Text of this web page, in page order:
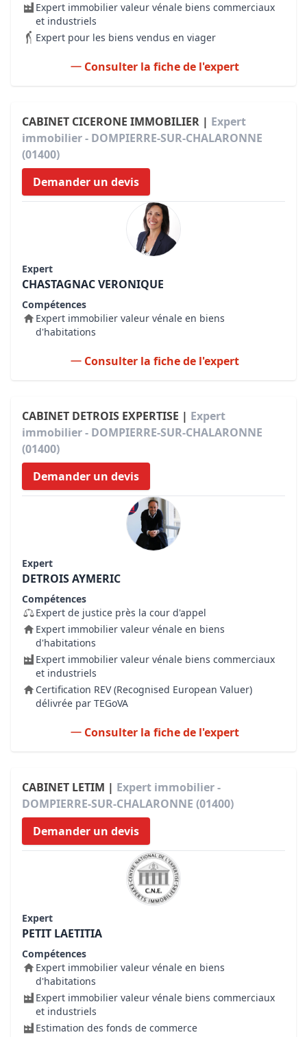
Expert immobilier valeur vénale biens commerciaux
et industriels
Expert pour les biens vendus en viager
Consulter la fiche de l'expert
CABINET CICERONE IMMOBILIER | Expert
immobilier - DOMPIERRE-SUR-CHALARONNE
(01400)
Demander un devis
Expert
CHASTAGNAC VERONIQUE
Compétences
Expert immobilier valeur vénale en biens
d'habitations
Consulter la fiche de l'expert
CABINET DETROIS EXPERTISE | Expert
immobilier - DOMPIERRE-SUR-CHALARONNE
(01400)
Demander un devis
Expert
DETROIS AYMERIC
Compétences
Expert de justice près la cour d'appel
Expert immobilier valeur vénale en biens
d'habitations
Expert immobilier valeur vénale biens commerciaux
et industriels
Certification REV (Recognised European Valuer)
délivrée par TEGoVA
Consulter la fiche de l'expert
CABINET LETIM | Expert immobilier -
DOMPIERRE-SUR-CHALARONNE (01400)
Demander un devis
Expert
PETIT LAETITIA
Compétences
Expert immobilier valeur vénale en biens
d'habitations
Expert immobilier valeur vénale biens commerciaux
et industriels
Estimation des fonds de commerce